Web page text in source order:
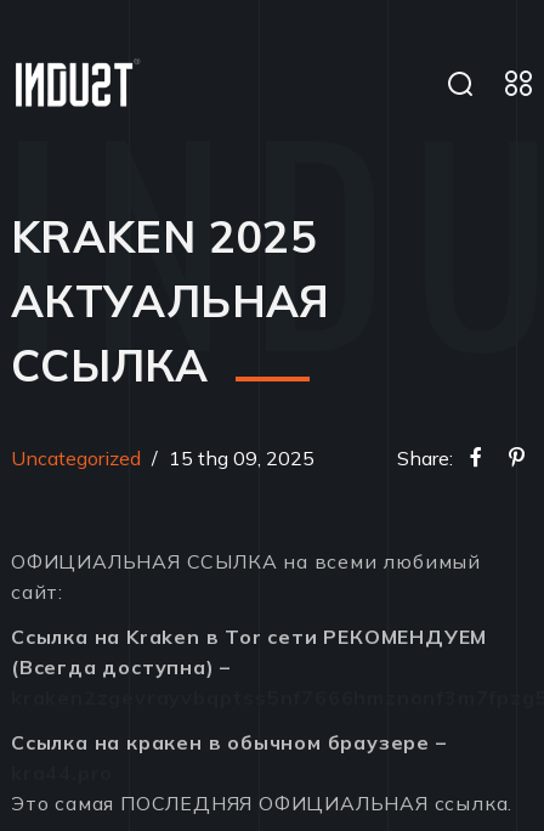
KRAKEN 2025
АКТУАЛЬНАЯ
ССЫЛКА
Uncategorized / 15 thg 09, 2025 Share:
ОФИЦИАЛЬНАЯ ССЫЛКА на всеми любимый
сайт:
Ссылка на Kraken в Tor сети РЕКОМЕНДУЕМ
(Всегда доступна) –
Ссылка на кракен в обычном браузере –
Это самая ПОСЛЕДНЯЯ ОФИЦИАЛЬНАЯ ссылка.